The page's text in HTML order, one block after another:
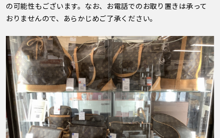
の可能性もございます。なお、お電話でのお取り置きは承って
おりませんので、あらかじめご了承ください。